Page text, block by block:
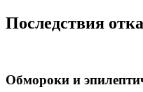
Последствия
Обмороки и